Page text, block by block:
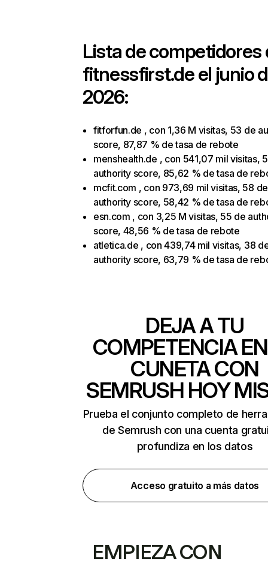
Lista de competidores
fitnessfirst.deel junio
2026:
fitforfun.de , con 1,36 M visitas, 53 de
score, 87,87 % de tasa de rebote
menshealth.de , con 541,07 mil visitas,
authority score, 85,62 % de tasa de
mcfit.com , con 973,69 mil visitas, 58 de
authority score, 58,42 % de tasa de
esn.com , con 3,25 M visitas, 55 de
score, 48,56 % de tasa de rebote
atletica.de , con 439,74 mil visitas, 38
authority score, 63,79 % de tasa de
DEJA A TU
COMPETENCIA
CUNETA CON
SEMRUSH HOY
Prueba el conjunto completo de
de Semrush con una cuenta
profundiza en los datos
Acceso gratuito a más datos
EMPIEZA CON